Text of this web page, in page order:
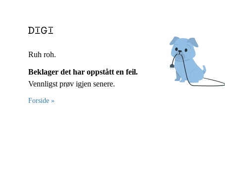
Ruh roh.
Beklager det har oppstått en feil.
Vennligst prøv igjen senere.
Forside »